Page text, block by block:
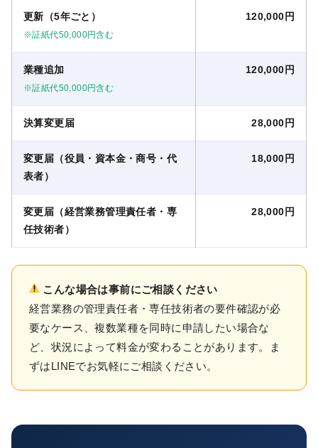
更新（5年ごと）
※証紙代50,000円含む
120,000円
業種追加
※証紙代50,000円含む
120,000円
決算変更届 28,000円
変更届（役員・資本金・商号・代
表者）
18,000円
変更届（経営業務管理責任者・専
任技術者）
28,000円
こんな場合は事前にご相談ください
経営業務の管理責任者・専任技術者の要件確認が必
要なケース、複数業種を同時に申請したい場合な
ど、状況によって料金が変わることがあります。ま
ずはLINEでお気軽にご相談ください。